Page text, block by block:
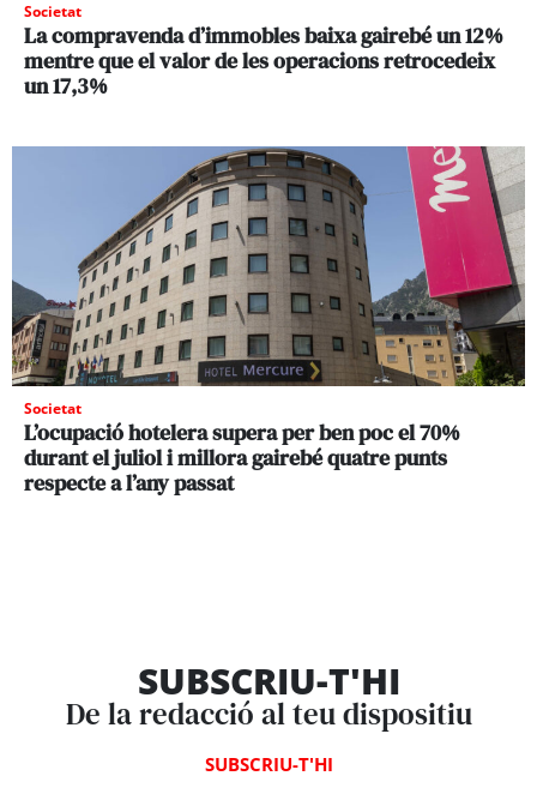
Societat
La compravenda d’immobles baixa gairebé un 12%
mentre que el valor de les operacions retrocedeix
un 17,3%
Societat
L’ocupació hotelera supera per ben poc el 70%
durant el juliol i millora gairebé quatre punts
respecte a l’any passat
SUBSCRIU-T'HI
De la redacció al teu dispositiu
SUBSCRIU-T'HI